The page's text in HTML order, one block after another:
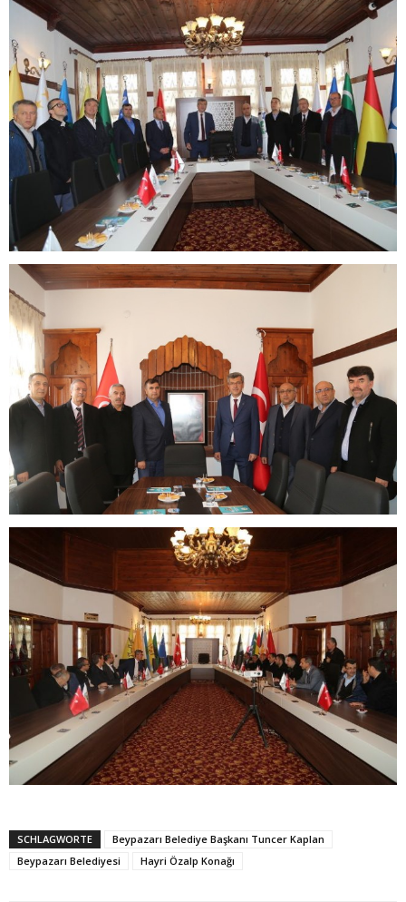
SCHLAGWORTE
Beypazarı Belediye Başkanı Tuncer Kaplan
Beypazarı Belediyesi
Hayri Özalp Konağı